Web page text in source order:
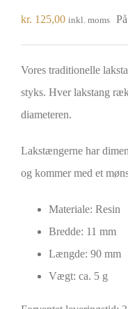
kr. 125,00 inkl. moms
Vores traditionelle
styks. Hver lakstang
diameteren.
Lakstængerne har
og kommer med et
Materiale: Resin
Bredde: 11 mm
Længde: 90 mm
Vægt: ca. 5 g